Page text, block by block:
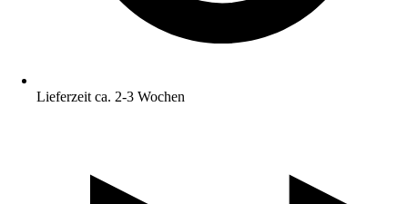
Lieferzeit ca. 2-3 Wochen